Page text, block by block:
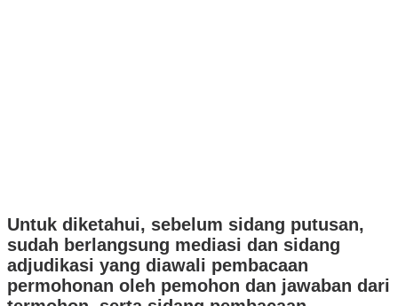
Untuk diketahui, sebelum sidang putusan,
sudah berlangsung mediasi dan sidang
adjudikasi yang diawali pembacaan
permohonan oleh pemohon dan jawaban dari